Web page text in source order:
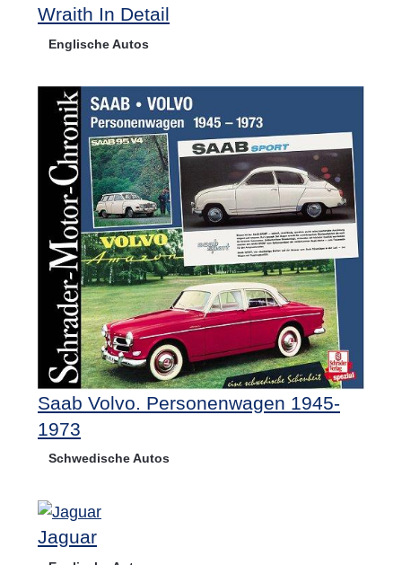
Wraith In Detail
Englische Autos
Saab Volvo. Personenwagen 1945-
1973
Schwedische Autos
Jaguar